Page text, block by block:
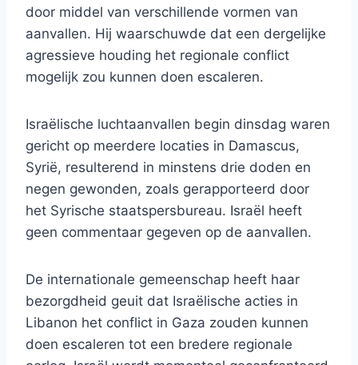
door middel van verschillende vormen van
aanvallen. Hij waarschuwde dat een dergelijke
agressieve houding het regionale conflict
mogelijk zou kunnen doen escaleren.
Israëlische luchtaanvallen begin dinsdag waren
gericht op meerdere locaties in Damascus,
Syrië, resulterend in minstens drie doden en
negen gewonden, zoals gerapporteerd door
het Syrische staatspersbureau. Israël heeft
geen commentaar gegeven op de aanvallen.
De internationale gemeenschap heeft haar
bezorgdheid geuit dat Israëlische acties in
Libanon het conflict in Gaza zouden kunnen
doen escaleren tot een bredere regionale